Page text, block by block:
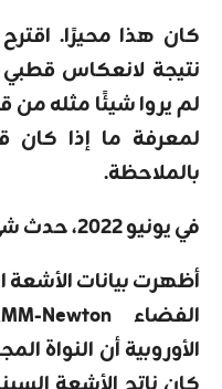
كان هذا محيرًا.
نتيجة لانعكاس قطبي
لمعرفة ما إذا
بالملاحظة.
في يونيو 2022، حدث شيء ما.
أظهرت بيانات
الأوروبية أن النواة